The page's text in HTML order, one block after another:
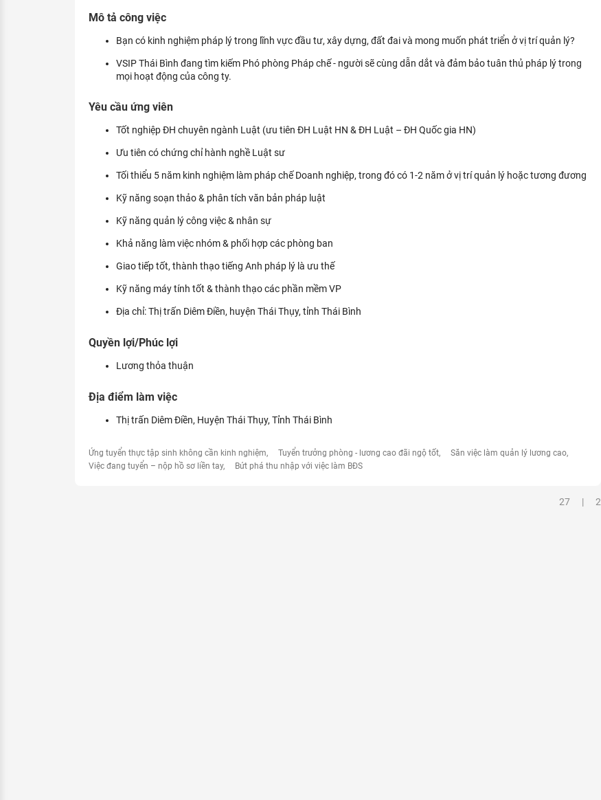
KHÁM PHÁ NGHỀ NGHIỆP
Kỹ năng nghề nghiệp
Đặc trưng từng nghề
TUYỂN DỤNG VIỆC LÀM
Mô tả công việc
Bạn có kinh nghiệm pháp lý trong lĩnh vực đầu tư, xây dựng, đất đai và mong muốn phát triển ở vị trí quản lý?
VSIP Thái Bình đang tìm kiếm Phó phòng Pháp chế - người sẽ cùng dẫn dắt và đảm bảo tuân thủ pháp lý trong
mọi hoạt động của công ty.
Yêu cầu ứng viên
Tốt nghiệp ĐH chuyên ngành Luật (ưu tiên ĐH Luật HN & ĐH Luật – ĐH Quốc gia HN)
Ưu tiên có chứng chỉ hành nghề Luật sư
Tối thiểu 5 năm kinh nghiệm làm pháp chế Doanh nghiệp, trong đó có 1-2 năm ở vị trí quản lý hoặc tương đương
Kỹ năng soạn thảo & phân tích văn bản pháp luật
Kỹ năng quản lý công việc & nhân sự
Khả năng làm việc nhóm & phối hợp các phòng ban
Giao tiếp tốt, thành thạo tiếng Anh pháp lý là ưu thế
Kỹ năng máy tính tốt & thành thạo các phần mềm VP
Địa chỉ: Thị trấn Diêm Điền, huyện Thái Thụy, tỉnh Thái Bình
Quyền lợi/Phúc lợi
Lương thỏa thuận
Địa điểm làm việc
Thị trấn Diêm Điền, Huyện Thái Thụy, Tỉnh Thái Bình
Ứng tuyển thực tập sinh không cần kinh nghiệm Tuyển trưởng phòng - lương cao đãi ngộ tốt
Săn việc làm quản lý lương cao
Việc đang tuyển – nộp hồ sơ liền tay
Bứt phá thu nhập với việc làm BĐS
27 | 2